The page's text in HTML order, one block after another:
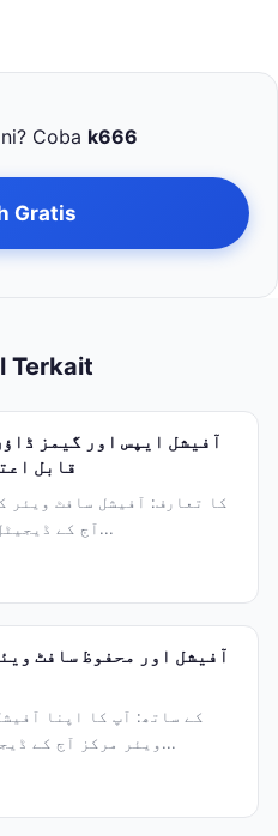
Coba k666
Gratis
Terkait
قابل
آج کے ڈیجیٹل دور میں، جہاں انٹرنیٹ پر...
ویئر مرکز آج کے ڈیجیٹل دور میں، جہاں انٹرنیٹ...